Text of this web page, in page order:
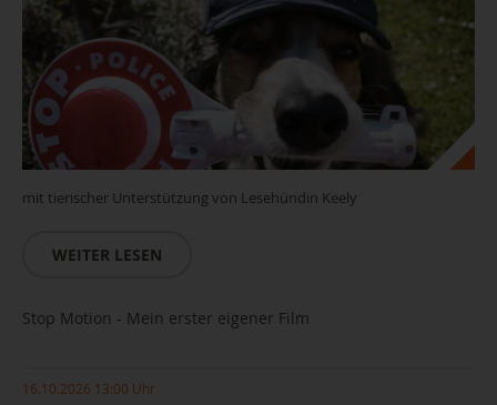
mit tierischer Unterstützung von Lesehündin Keely
WEITER LESEN
Stop Motion - Mein erster eigener Film
16.10.2026 13:00 Uhr